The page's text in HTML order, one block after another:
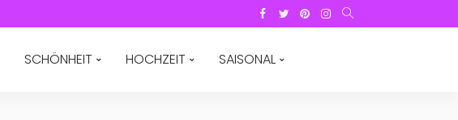
SCHÖNHEIT HOCHZEIT SAISONAL